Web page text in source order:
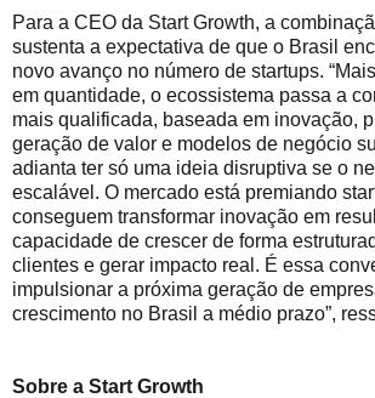
Para a CEO da Start Growth, a
sustenta a expectativa de que o Brasil
novo avanço no número de startups.
em quantidade, o ecossistema passa a
mais qualificada, baseada em inovação,
geração de valor e modelos de negócio
adianta ter só uma ideia disruptiva se o
escalável. O mercado está premiando
conseguem transformar inovação em
capacidade de crescer de forma
clientes e gerar impacto real. É essa
impulsionar a próxima geração de
crescimento no Brasil a médio prazo”,
Sobre a Start Growth